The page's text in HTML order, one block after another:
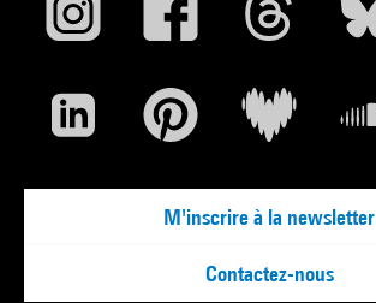
M'inscrire à la newsletter
Contactez-nous